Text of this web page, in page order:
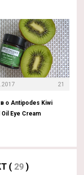
21
о Antipodes Kiwi
Oil Eye Cream
( 29)